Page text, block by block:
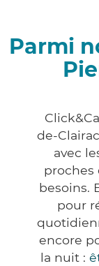
Parmi
de-
avec
proches
besoins.
pour
encore
la nuit :